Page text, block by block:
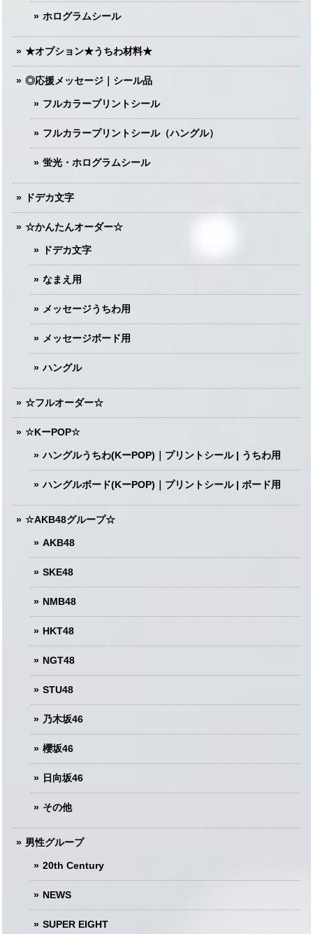
ホログラムシール
★オプション★うちわ材料★
◎応援メッセージ｜シール品
フルカラープリントシール
フルカラープリントシール（ハングル）
蛍光・ホログラムシール
ドデカ文字
☆かんたんオーダー☆
ドデカ文字
なまえ用
メッセージうちわ用
メッセージボード用
ハングル
☆フルオーダー☆
☆KーPOP☆
ハングルうちわ(KーPOP)｜プリントシール | うちわ用
ハングルボード(KーPOP)｜プリントシール | ボード用
☆AKB48グループ☆
AKB48
SKE48
NMB48
HKT48
NGT48
STU48
乃木坂46
櫻坂46
日向坂46
その他
男性グループ
20th Century
NEWS
SUPER EIGHT